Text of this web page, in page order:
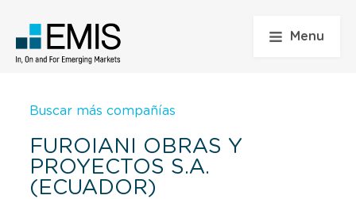
Menu
Buscar más compañías
FUROIANI OBRAS Y
PROYECTOS S.A.
(ECUADOR)